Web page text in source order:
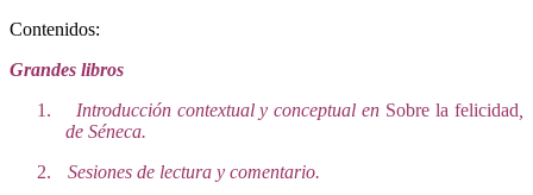
Contenidos:
Grandes libros
1.
Introducción contextual y conceptual en Sobre la felicidad
de Séneca.
2.
Sesiones de lectura y comentario.